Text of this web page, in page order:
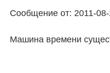
Сообщение от: 2011-
Машина времени